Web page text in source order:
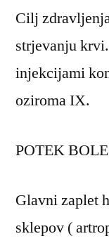
Cilj
strjevanju
injekcijami
oziroma IX.
POTEK
Glavni zaplet
sklepov (